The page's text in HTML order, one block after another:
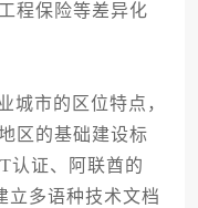
程保险等差异化
市的区位特点，
区的基础建设标
认证、阿联酋的
立多语种技术文档